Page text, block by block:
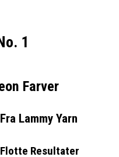
1
Farver
Lammy Yarn
Resultater